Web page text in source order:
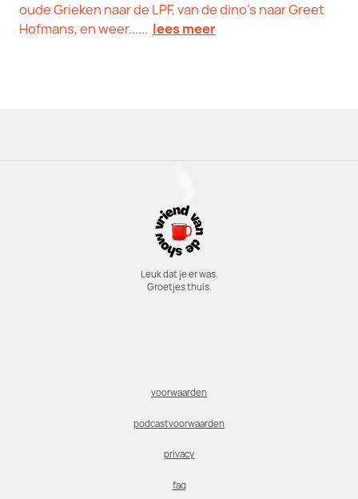
oude Grieken naar de LPF, van de dino’s naar Greet
Hofmans, en weer...... lees meer
Leuk dat je er was.
Groetjes thuis.
voorwaarden
podcastvoorwaarden
privacy
faq